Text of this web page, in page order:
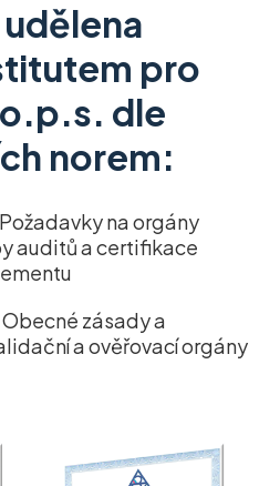
pro
dle
norem:
na orgány
auditů a certifikace
zásady a
a ověřovací orgány